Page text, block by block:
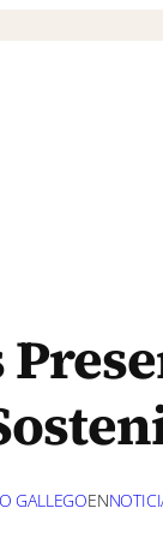
GALLEGOEN